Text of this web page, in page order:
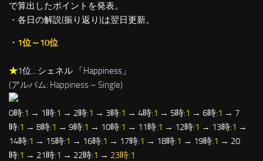
で算出したポイントを発表。
・各日の解説(振り返り)は翌日更新。
・1位～10位
★1位…シェネル 「Happiness 」
(アルバム: Happiness – Single)
0時:1 → 1時:1 → 2時:1 → 3時:1 → 4時:1 → 5時:1 → 6時:1 → 7
時:1 → 8時:1 → 9時:1 → 10時:1 → 11時:1 → 12時:1 → 13時:1 →
14時:1 → 15時:1 → 16時:1 → 17時:1 → 18時:1 → 19時:1 → 20
時:1 → 21時:1 → 22時:1 → 23時:1